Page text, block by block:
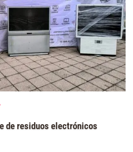
de residuos electrónicos